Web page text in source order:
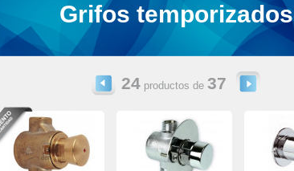
Grifos temporizados
24productos de 37